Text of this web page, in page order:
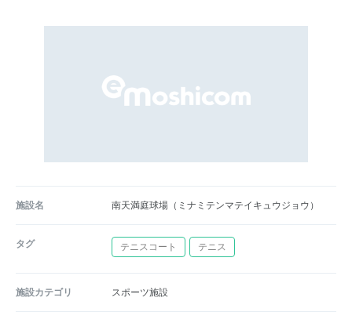
施設名 南天満庭球場（ミナミテンマテイキュウジョウ）
タグ テニスコート テニス
施設カテゴリ スポーツ施設